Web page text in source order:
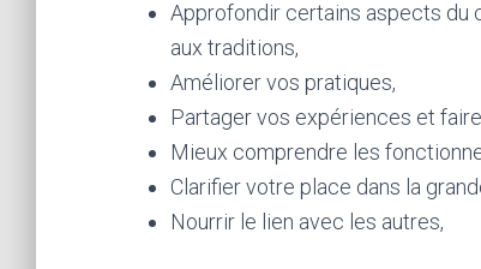
Approfondir certains aspects du
aux traditions,
Améliorer vos pratiques,
Partager vos expériences et
Mieux comprendre les
Clarifier votre place dans la
Nourrir le lien avec les autres,